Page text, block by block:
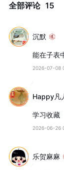
全部评论 15
沉默
能在子表
2026-07-08
Happy凡
学习收藏
2026-06-26
乐贺麻麻